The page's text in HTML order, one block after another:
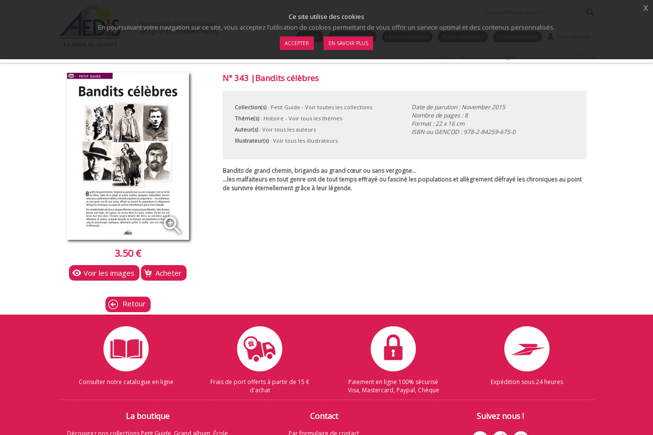
Bienvenue sur la boutique
en ligne desÉditions Aedis.
Accueil Les collections
zoom_in
3.50 €
Voir les images Acheter
Retour
N° 343 |Bandits célèbres
Collection(s): Petit Guide - Voir toutes les collections
Thème(s): Histoire - Voir tous les thèmes
Auteur(s): Voir tous les auteurs
Illustrateur(s): Voir tous les illustrateurs
Date de parution : November 2015
Nombre de pages : 8
Format : 22 x 16 cm
ISBN ou GENCOD :978-2-84259-675-0
Bandits de grand chemin, brigands au grand cœur ou sans vergogne...
...les malfaiteurs en tout genre ont de tout temps effrayé ou fasciné les populations et allègrement défrayé les chroniques au point
de survivre éternellement grâce à leur légende.
Consulter notre catalogue en ligne
Frais de port offerts à partir de 15 €
d'achat
Paiement en ligne 100% sécurisé
Visa, Mastercard, Paypal, Chèque
Expédition sous 24 heures
La boutique Contact Suivez nous !
Ce site utilise des cookies
En poursuivant votre navigation sur ce site, vous acceptez l’utilisation de cookies permettant de vous offrir un service optimal et des contenus personnalisés.
ACCEPTER EN SAVOIR PLUS
x